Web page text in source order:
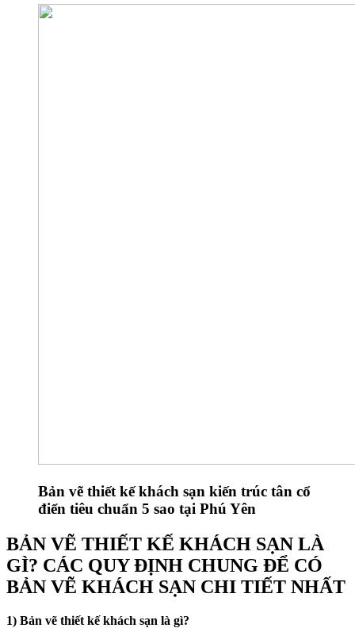
Bản vẽ thiết kế khách sạn kiến trúc tân cổ
điển tiêu chuẩn 5 sao tại Phú Yên
BẢN VẼ THIẾT KẾ KHÁCH SẠN LÀ
GÌ? CÁC QUY ĐỊNH CHUNG ĐỂ CÓ
BẢN VẼ KHÁCH SẠN CHI TIẾT NHẤT
1) Bản vẽ thiết kế khách sạn là gì?